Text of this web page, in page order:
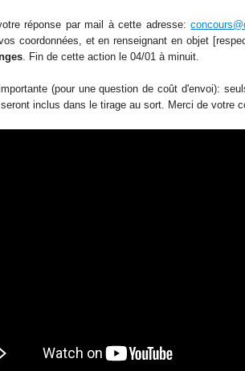
réponse par mail à cette adresse:
coordonnées, et en renseignant en objet
. Fin de cette action le 04/01 à minuit.
(pour une question de coût d'envoi):
inclus dans le tirage au sort. Merci de votre